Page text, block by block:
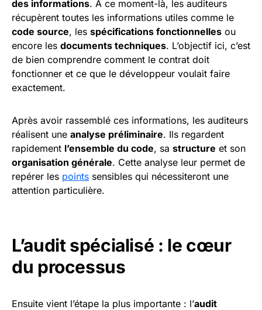
des informations. À ce moment-là, les auditeurs
récupèrent toutes les informations utiles comme le
code source, les spécifications fonctionnelles ou
encore les documents techniques. L’objectif ici, c’est
de bien comprendre comment le contrat doit
fonctionner et ce que le développeur voulait faire
exactement.
Après avoir rassemblé ces informations, les auditeurs
réalisent une analyse préliminaire. Ils regardent
rapidement l’ensemble du code, sa structure et son
organisation générale. Cette analyse leur permet de
repérer les points sensibles qui nécessiteront une
attention particulière.
L’audit spécialisé : le cœur
du processus
Ensuite vient l’étape la plus importante : l’audit